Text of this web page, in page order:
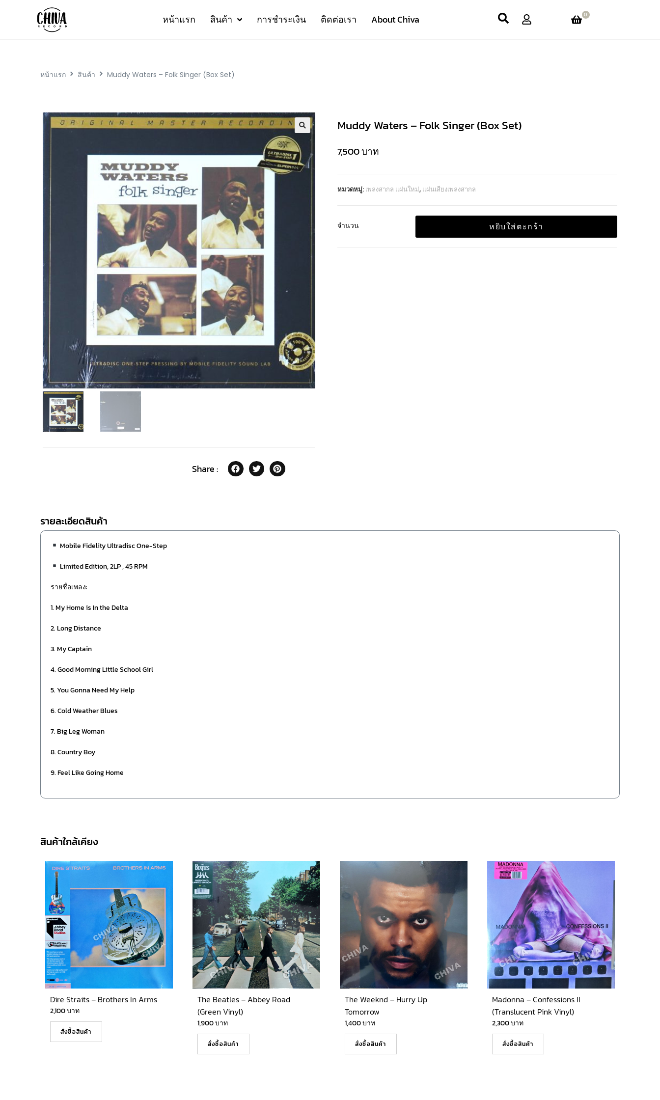
หน้าแรก สินค้า การชำระเงิน ติดต่อเรา About Chiva 0
หน้าแรก สินค้า Muddy Waters – Folk Singer (Box Set)
Share :
Muddy Waters – Folk Singer (Box Set)
7,500บาท
หมวดหมู่: เพลงสากล แผ่นใหม่, แผ่นเสียงเพลงสากล
จำนวน หยิบใส่ตะกร้า
รายละเอียดสินค้า
Mobile Fidelity Ultradisc One-Step
Limited Edition, 2LP , 45 RPM
รายชื่อเพลง:
1. My Home is In the Delta
2. Long Distance
3. My Captain
4. Good Morning Little School Girl
5. You Gonna Need My Help
6. Cold Weather Blues
7. Big Leg Woman
8. Country Boy
9. Feel Like Going Home
สินค้าใกล้เคียง
Dire Straits – Brothers In Arms
2,100บาท
สั่งซื้อสินค้า
The Beatles – Abbey Road
(Green Vinyl)
1,900บาท
สั่งซื้อสินค้า
The Weeknd – Hurry Up
Tomorrow
1,400บาท
สั่งซื้อสินค้า
Madonna – Confessions II
(Translucent Pink Vinyl)
2,300บาท
สั่งซื้อสินค้า